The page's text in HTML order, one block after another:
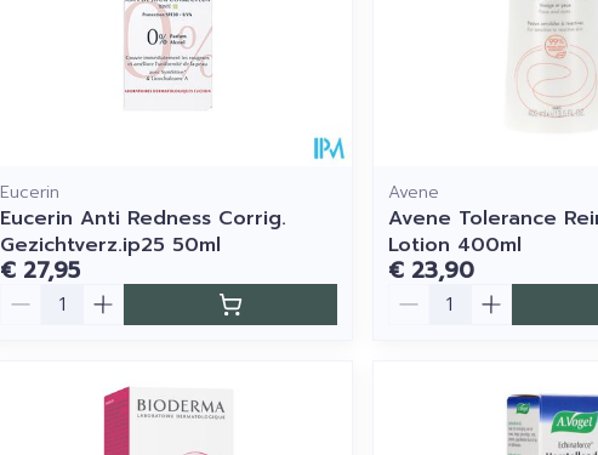
Eucerin
Eucerin Anti Redness Corrig.
Gezichtverz.ip25 50ml
€ 27,95
Aantal
Avene
Avene Tolerance
Lotion 400ml
€ 23,90
Aantal